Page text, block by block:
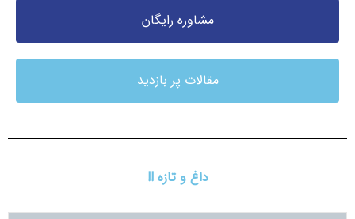
مشاوره رایگان
مقالات پر بازدید
داغ و تازه !!